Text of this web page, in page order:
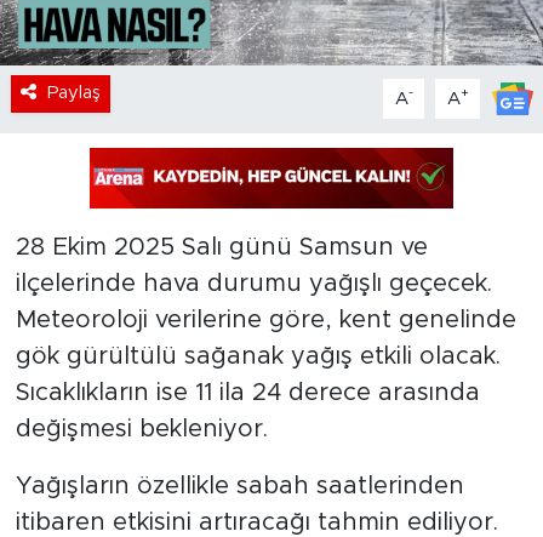
Paylaş A- A+
28 Ekim 2025 Salı günü Samsun ve
ilçelerinde hava durumu yağışlı geçecek.
Meteoroloji verilerine göre, kent genelinde
gök gürültülü sağanak yağış etkili olacak.
Sıcaklıkların ise 11 ila 24 derece arasında
değişmesi bekleniyor.
Yağışların özellikle sabah saatlerinden
itibaren etkisini artıracağı tahmin ediliyor.